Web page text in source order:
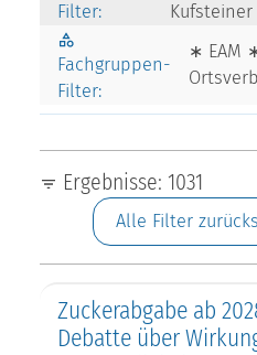
Filter:
Fachgruppen-
Filter:
∗ EAM
Ergebnisse: 1031
Alle Filter
Zuckerabgabe ab
Debatte über